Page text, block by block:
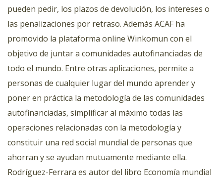
pueden pedir, los plazos de devolución, los intereses o
las penalizaciones por retraso. Además ACAF ha
promovido la plataforma online Winkomun con el
objetivo de juntar a comunidades autofinanciadas de
todo el mundo. Entre otras aplicaciones, permite a
personas de cualquier lugar del mundo aprender y
poner en práctica la metodología de las comunidades
autofinanciadas, simplificar al máximo todas las
operaciones relacionadas con la metodología y
constituir una red social mundial de personas que
ahorran y se ayudan mutuamente mediante ella.
Rodríguez-Ferrara es autor del libro Economía mundial